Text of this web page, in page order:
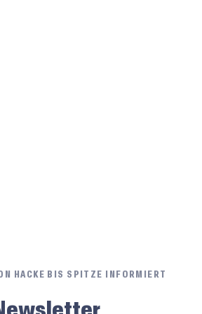
HACKE BIS SPITZE INFORMIERT